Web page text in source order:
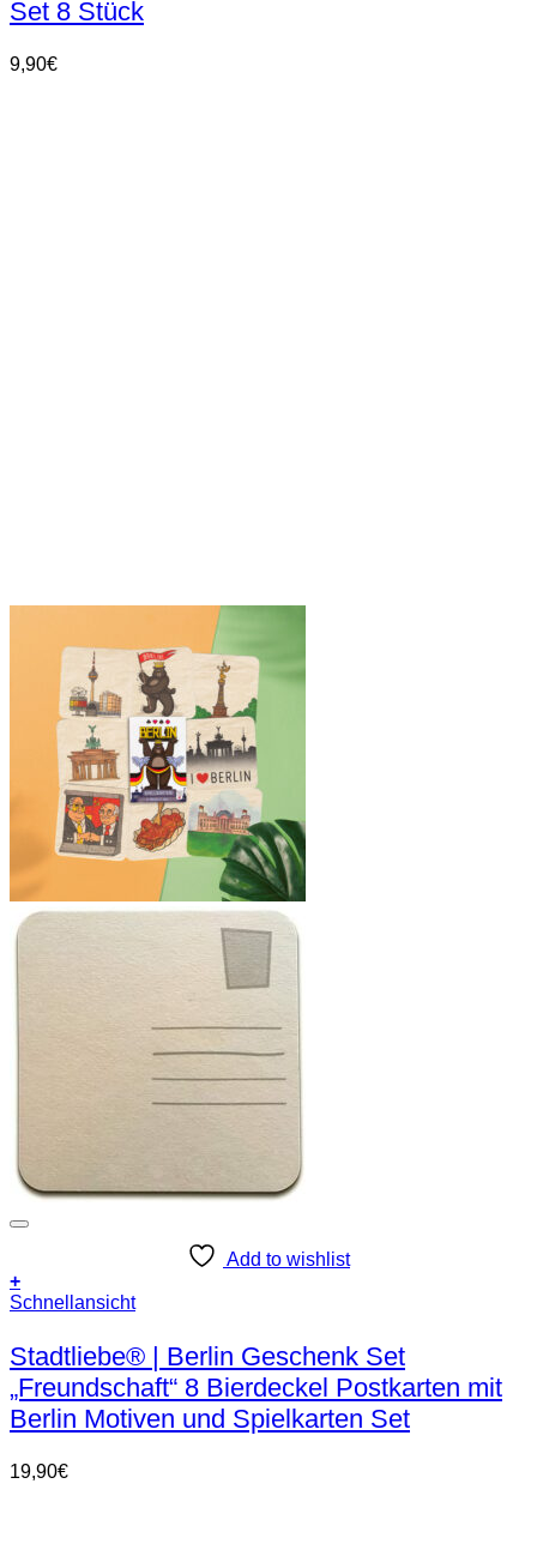
Set 8 Stück
9,90€
Add to wishlist
+
Schnellansicht
Stadtliebe® | Berlin Geschenk Set
„Freundschaft“ 8 Bierdeckel Postkarten mit
Berlin Motiven und Spielkarten Set
19,90€